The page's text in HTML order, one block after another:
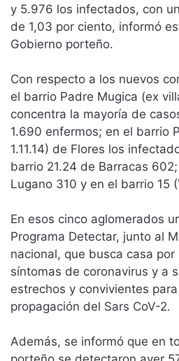
y 5.976 los infectados, con
de 1,03 por ciento, informó
Gobierno porteño.
Con respecto a los nuevos
el barrio Padre Mugica (ex
concentra la mayoría de
1.690 enfermos; en el barrio
1.11.14) de Flores los
barrio 21.24 de Barracas
Lugano 310 y en el barrio 15
En esos cinco aglomerados
Programa Detectar, junto al
nacional, que busca casa
síntomas de coronavirus y a
estrechos y convivientes
propagación del Sars CoV-2.
Además, se informó que en